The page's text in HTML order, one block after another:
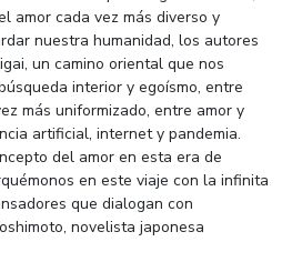
amor cada vez más diverso y
nuestra humanidad, los autores
un camino oriental que nos
interior y egoísmo, entre
más uniformizado, entre amor y
artificial, internet y pandemia.
del amor en esta era de
en este viaje con la infinita
que dialogan con
novelista japonesa